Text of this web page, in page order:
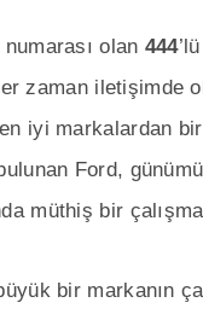
olan 444
zaman iletişimde
iyi markalardan
Ford,
müthiş bir
bir markanın